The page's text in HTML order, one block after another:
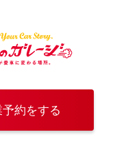
約をする